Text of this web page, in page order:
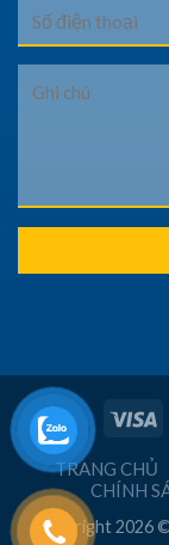
TRANG CHỦ
CHÍNH
Copyright 2026